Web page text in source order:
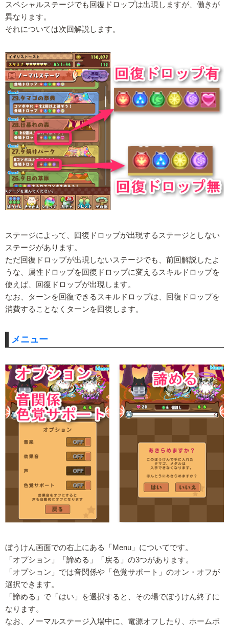
スペシャルステージでも回復ドロップは出現しますが、働きが
異なります。
それについては次回解説します。
ステージによって、回復ドロップが出現するステージとしない
ステージがあります。
ただ回復ドロップが出現しないステージでも、前回解説したよ
うな、属性ドロップを回復ドロップに変えるスキルドロップを
使えば、回復ドロップが出現します。
なお、ターンを回復できるスキルドロップは、回復ドロップを
消費することなくターンを回復します。
メニュー
ぼうけん画面での右上にある「Menu」についてです。
「オプション」「諦める」「戻る」の3つがあります。
「オプション」では音関係や「色覚サポート」のオン・オフが
選択できます。
「諦める」で「はい」を選択すると、その場でぼうけん終了に
なります。
なお、ノーマルステージ入場中に、電源オフしたり、ホームボ